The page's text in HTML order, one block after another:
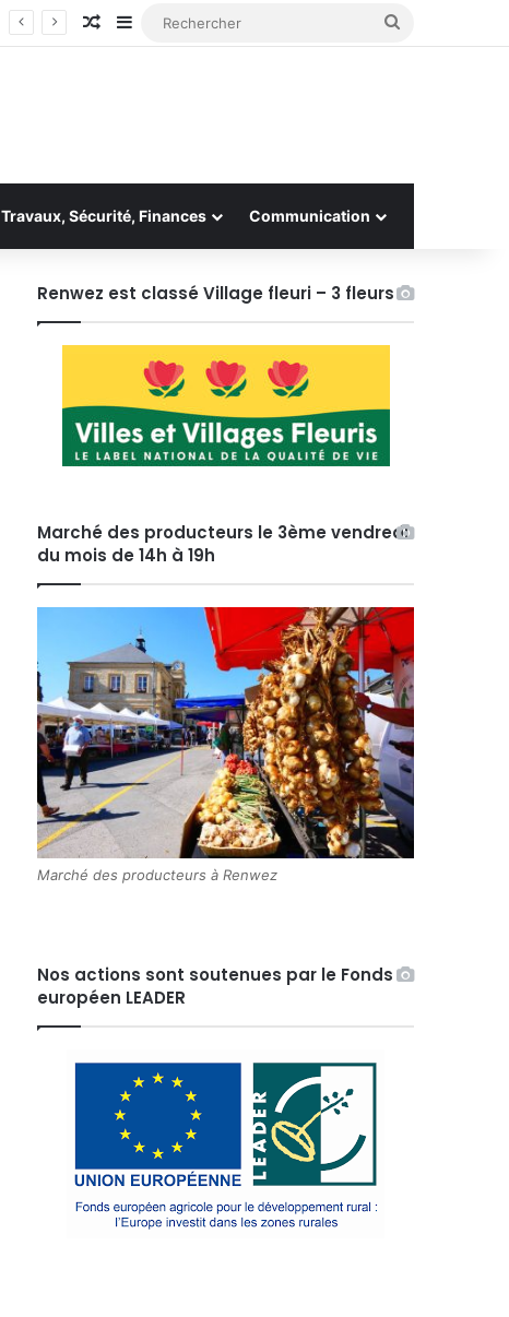
Article Aléatoire
Sidebar (barre latérale)
Travaux, Sécurité, Finances Communication
Renwez est classé Village fleuri – 3 fleurs
Marché des producteurs le 3ème vendredi
du mois de 14h à 19h
Marché des producteurs à Renwez
Nos actions sont soutenues par le Fonds
européen LEADER